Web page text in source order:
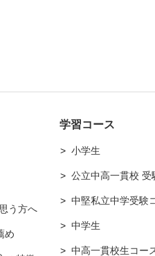
う方へ
め
学習コース
小学生
公立中高一貫校 受
中堅私立中学受験
中学生
中高一貫校生コー